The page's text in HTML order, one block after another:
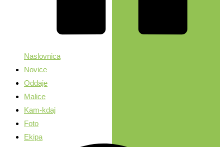
Naslovnica
Novice
Oddaje
Malice
Kam-kdaj
Foto
Ekipa